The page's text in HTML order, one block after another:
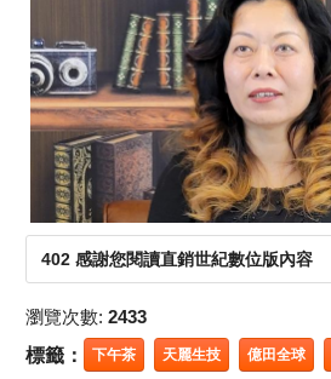
402 感謝您閱讀直銷世紀數位版內容
瀏覽次數: 2433
標籤： 下午茶 天麗生技 億田全球